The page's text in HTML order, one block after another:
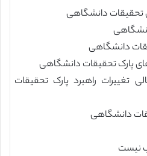
تغییرات راهبرد پارک تحقیقات